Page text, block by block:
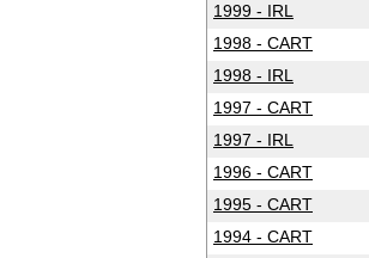
1999 - IRL
1998 - CART
1998 - IRL
1997 - CART
1997 - IRL
1996 - CART
1995 - CART
1994 - CART